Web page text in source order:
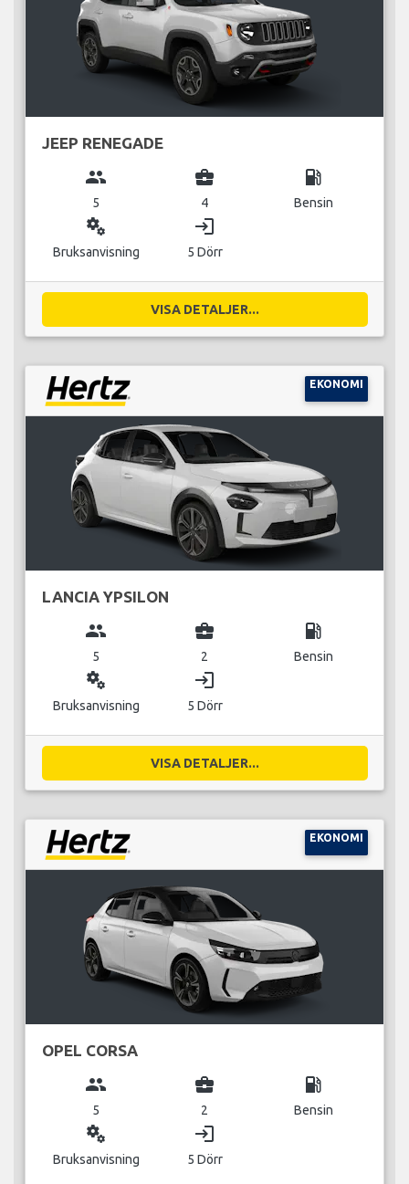
JEEP RENEGADE
group
5
business_center
4
local_gas_station
Bensin
miscellaneous_services
Bruksanvisning
login
5 Dörr
VISA DETALJER...
EKONOMI
LANCIA YPSILON
group
5
business_center
2
local_gas_station
Bensin
miscellaneous_services
Bruksanvisning
login
5 Dörr
VISA DETALJER...
EKONOMI
OPEL CORSA
group
5
business_center
2
local_gas_station
Bensin
miscellaneous_services
Bruksanvisning
login
5 Dörr